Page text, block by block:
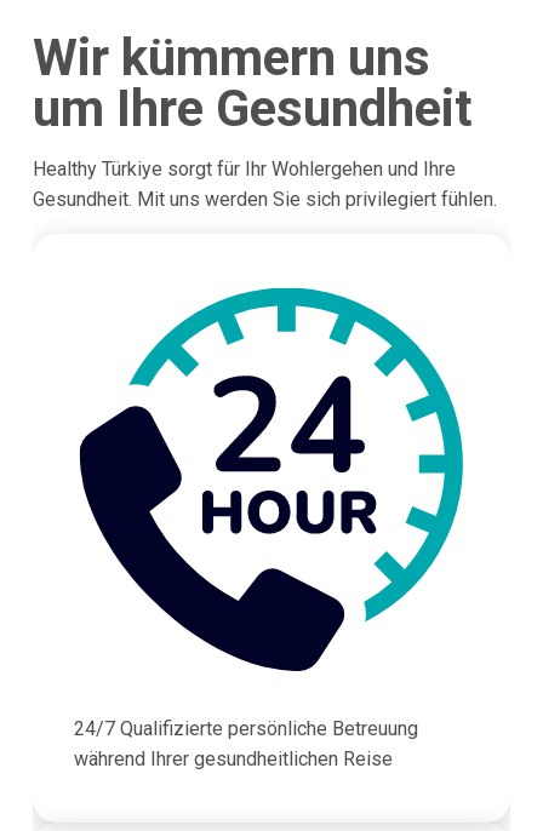
Wir kümmern uns
um Ihre Gesundheit
Healthy Türkiye sorgt für Ihr Wohlergehen und Ihre
Gesundheit. Mit uns werden Sie sich privilegiert fühlen.
24/7 Qualifizierte persönliche Betreuung
während Ihrer gesundheitlichen Reise